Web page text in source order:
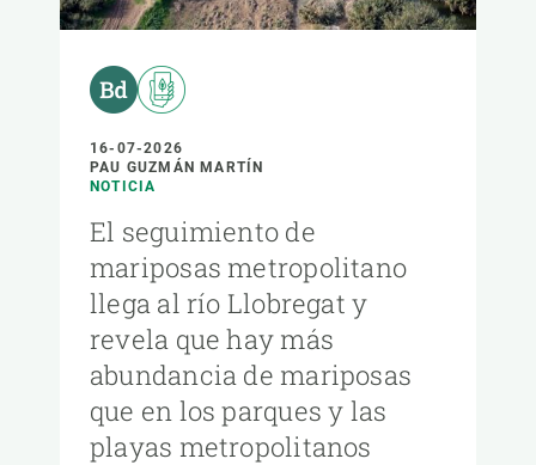
16-07-2026
PAU GUZMÁN MARTÍN
NOTICIA
El seguimiento de
mariposas metropolitano
llega al río Llobregat y
revela que hay más
abundancia de mariposas
que en los parques y las
playas metropolitanos